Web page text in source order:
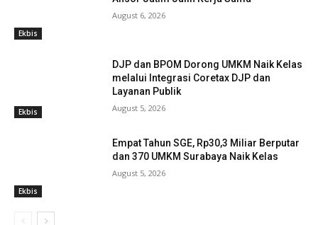
Ekbis
August 6, 2026
Ekbis
DJP dan BPOM Dorong UMKM Naik Kelas
melalui Integrasi Coretax DJP dan
Layanan Publik
August 5, 2026
Ekbis
Empat Tahun SGE, Rp30,3 Miliar Berputar
dan 370 UMKM Surabaya Naik Kelas
August 5, 2026